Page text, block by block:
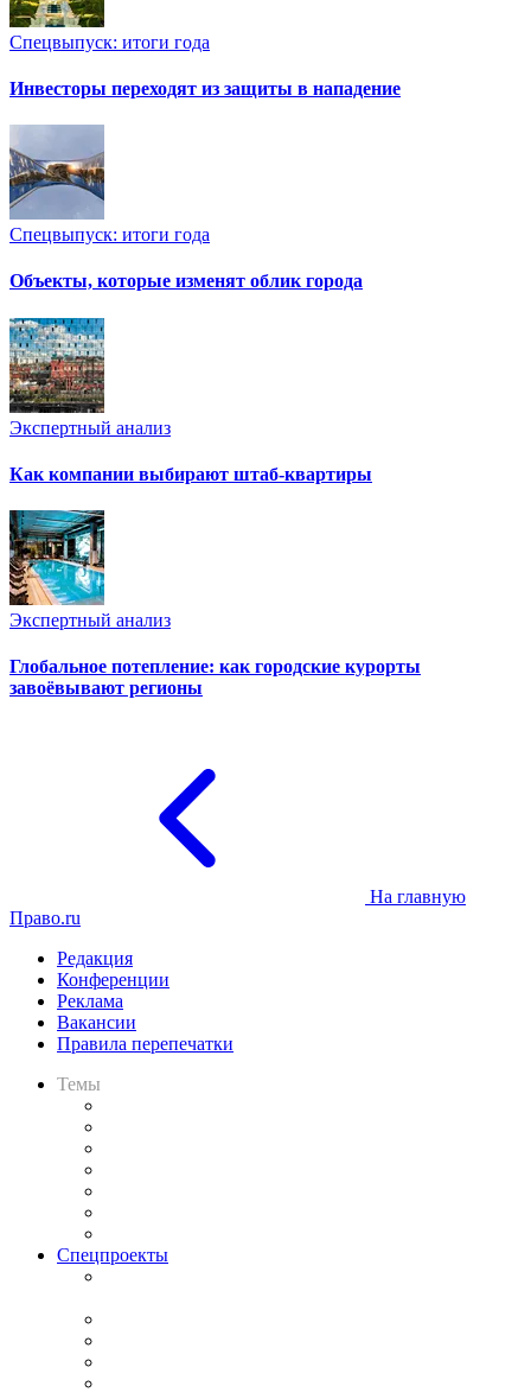
Спецвыпуск: итоги года
Инвесторы переходят из защиты в нападение
Спецвыпуск: итоги года
Объекты, которые изменят облик города
Экспертный анализ
Как компании выбирают штаб-квартиры
Экспертный анализ
Глобальное потепление: как городские курорты
завоёвывают регионы
На главную
Право.ru
Редакция
Конференции
Реклама
Вакансии
Правила перепечатки
Темы
Спецпроекты